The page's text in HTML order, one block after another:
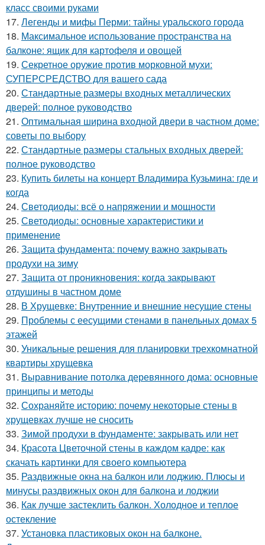
класс своими руками
17. Легенды и мифы Перми: тайны уральского города
18. Максимальное использование пространства на
балконе: ящик для картофеля и овощей
19. Секретное оружие против морковной мухи:
СУПЕРСРЕДСТВО для вашего сада
20. Стандартные размеры входных металлических
дверей: полное руководство
21. Оптимальная ширина входной двери в частном доме:
советы по выбору
22. Стандартные размеры стальных входных дверей:
полное руководство
23. Купить билеты на концерт Владимира Кузьмина: где и
когда
24. Светодиоды: всё о напряжении и мощности
25. Светодиоды: основные характеристики и
применение
26. Защита фундамента: почему важно закрывать
продухи на зиму
27. Защита от проникновения: когда закрывают
отдушины в частном доме
28. В Хрущевке: Внутренние и внешние несущие стены
29. Проблемы с еесущими стенами в панельных домах 5
этажей
30. Уникальные решения для планировки трехкомнатной
квартиры хрущевка
31. Выравнивание потолка деревянного дома: основные
принципы и методы
32. Сохраняйте историю: почему некоторые стены в
хрущевках лучше не сносить
33. Зимой продухи в фундаменте: закрывать или нет
34. Красота Цветочной стены в каждом кадре: как
скачать картинки для своего компьютера
35. Раздвижные окна на балкон или лоджию. Плюсы и
минусы раздвижных окон для балкона и лоджии
36. Как лучше застеклить балкон. Холодное и теплое
остекление
37. Установка пластиковых окон на балконе.